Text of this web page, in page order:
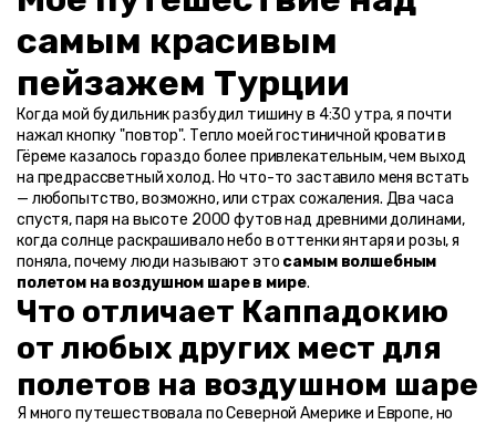
самым красивым
пейзажем Турции
Когда мой будильник разбудил тишину в 4:30 утра, я почти
нажал кнопку "повтор". Тепло моей гостиничной кровати в
Гёреме казалось гораздо более привлекательным, чем выход
на предрассветный холод. Но что-то заставило меня встать
— любопытство, возможно, или страх сожаления. Два часа
спустя, паря на высоте 2000 футов над древними долинами,
когда солнце раскрашивало небо в оттенки янтаря и розы, я
поняла, почему люди называют это самым волшебным
полетом на воздушном шаре в мире.
Что отличает Каппадокию
от любых других мест для
полетов на воздушном шаре
Я много путешествовала по Северной Америке и Европе, но